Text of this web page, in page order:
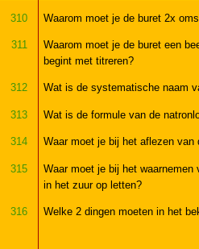
310 Waarom moet je de buret 2x
311
Waarom moet je de buret een
begint met titreren?
312 Wat is de systematische naam
313 Wat is de formule van de
314 Waar moet je bij het aflezen van
315
Waar moet je bij het
in het zuur op letten?
316 Welke 2 dingen moeten in het